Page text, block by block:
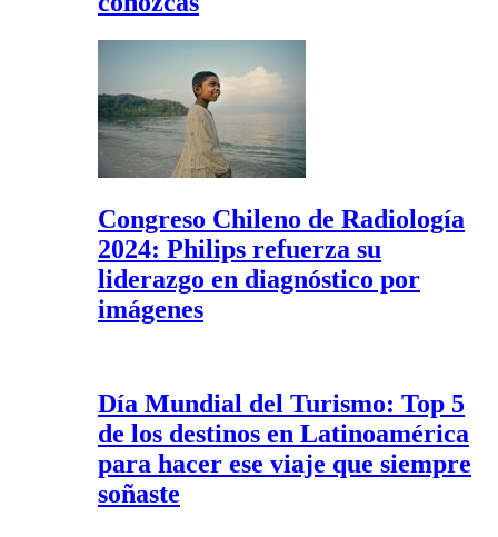
Congreso Chileno de Radiología
2024: Philips refuerza su
liderazgo en diagnóstico por
imágenes
Día Mundial del Turismo: Top 5
de los destinos en Latinoamérica
para hacer ese viaje que siempre
soñaste